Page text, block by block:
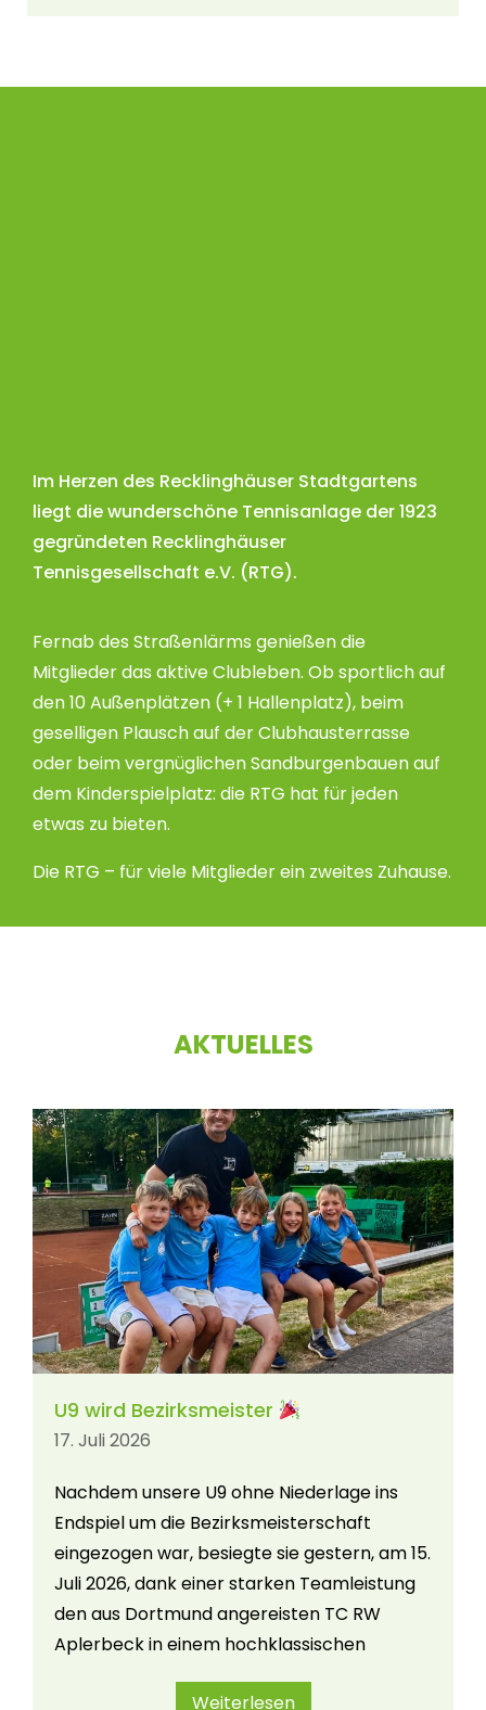
Im Herzen des Recklinghäuser Stadtgartens
liegt die wunderschöne Tennisanlage der 1923
gegründeten Recklinghäuser
Tennisgesellschaft e.V. (RTG).
Fernab des Straßenlärms genießen die
Mitglieder das aktive Clubleben. Ob sportlich auf
den 10 Außenplätzen (+ 1 Hallenplatz), beim
geselligen Plausch auf der Clubhausterrasse
oder beim vergnüglichen Sandburgenbauen auf
dem Kinderspielplatz: die RTG hat für jeden
etwas zu bieten.
Die RTG – für viele Mitglieder ein zweites Zuhause.
AKTUELLES
U9 wird Bezirksmeister
17. Juli 2026
Nachdem unsere U9 ohne Niederlage ins
Endspiel um die Bezirksmeisterschaft
eingezogen war, besiegte sie gestern, am 15.
Juli 2026, dank einer starken Teamleistung
den aus Dortmund angereisten TC RW
Aplerbeck in einem hochklassischen
Weiterlesen